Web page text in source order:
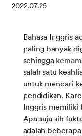
2022.07.25
Bahasa Inggris
paling banyak
sehingga
salah satu
untuk mencari
pendidikan.
Inggris memiliki
Apa saja sih
adalah